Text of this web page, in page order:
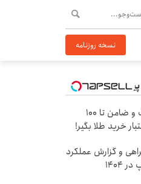
نسخه روزنامه
بدون چک و ضامن تا 100
خرید طلا بگیر!
و گزارش عملکرد
۱۴۰۴